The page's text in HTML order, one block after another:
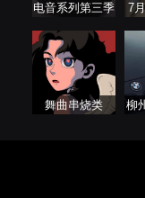
电音系列第三季
7
舞曲串烧类
柳